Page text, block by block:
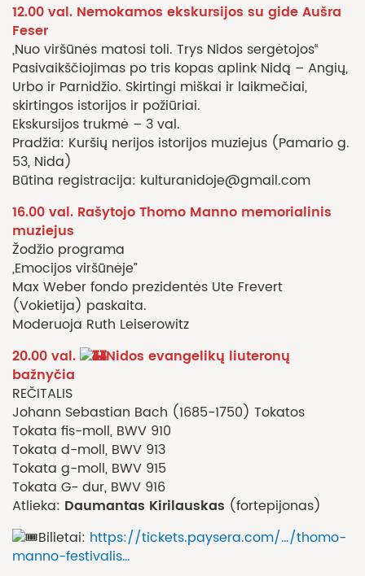
12.00 val. Nemokamos ekskursijos su gide Aušra
Feser
„Nuo viršūnės matosi toli. Trys Nidos sergėtojos“
Pasivaikščiojimas po tris kopas aplink Nidą – Angių,
Urbo ir Parnidžio. Skirtingi miškai ir laikmečiai,
skirtingos istorijos ir požiūriai.
Ekskursijos trukmė – 3 val.
Pradžia: Kuršių nerijos istorijos muziejus (Pamario g.
53, Nida)
Būtina registracija: kulturanidoje@gmail.com
16.00 val. Rašytojo Thomo Manno memorialinis
muziejus
Žodžio programa
„Emocijos viršūnėje”
Max Weber fondo prezidentės Ute Frevert
(Vokietija) paskaita.
Moderuoja Ruth Leiserowitz
20.00 val.
Nidos evangelikų liuteronų
bažnyčia
REČITALIS
Johann Sebastian Bach (1685-1750) Tokatos
Tokata fis-moll, BWV 910
Tokata d-moll, BWV 913
Tokata g-moll, BWV 915
Tokata G- dur, BWV 916
Atlieka: Daumantas Kirilauskas (fortepijonas)
Bilietai: https://tickets.paysera.com/…/thomo-
manno-festivalis…